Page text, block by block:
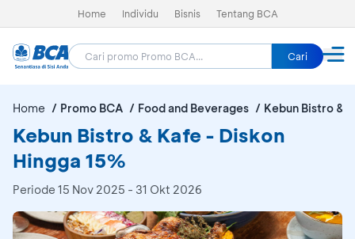
Home Individu Bisnis Tentang BCA
Cari
Home Promo BCA Food and Beverages Kebun Bistro &
Kebun Bistro & Kafe - Diskon
Hingga 15%
Periode 15 Nov 2025 - 31 Okt 2026